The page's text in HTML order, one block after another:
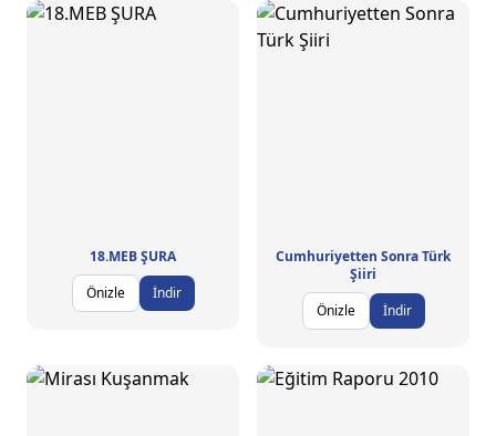
18.MEB ŞURA
Önizle
İndir
Cumhuriyetten Sonra Türk
Şiiri
Önizle
İndir